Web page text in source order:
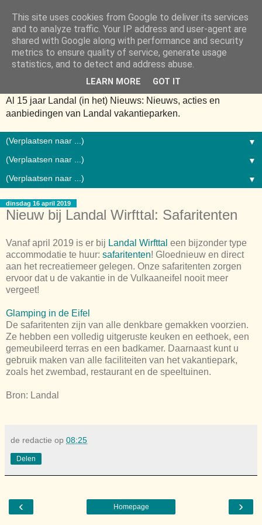
Al 15 jaar Landal (in het) Nieuws: Nieuws, acties en
aanbiedingen van Landal vakantieparken.
▼
▼
▼
dinsdag 16 april 2019
Nieuw bij Landal Wirfttal: Safaritenten
Vanaf april 2019 is er bij Landal Wirfttal een bijzonder type
accommodatie te huur: safaritenten! Gloednieuw en direct
aan het recreatiemeer gelegen. Onze safaritenten zorgen
ervoor dat u de vakantie in de Vulkaaneifel nooit meer
vergeet!
Glamping in de Eifel
De safaritenten zijn van alle denkbare gemakken voorzien.
Ze hebben een volledig uitgeruste keuken en eethoek, een
gemeubileerd terras en een badkamer. Daarnaast kunt u
gebruik maken van alle faciliteiten van het vakantiepark,
zoals het zwembad, restaurant en de speeltuinen.
Bron: Landal
de redactie op 08:25
Delen
‹ ›
Homepage
This site uses cookies from Google to deliver its services
and to analyze traffic. Your IP address and user-agent are
shared with Google along with performance and security
metrics to ensure quality of service, generate usage
statistics, and to detect and address abuse.
LEARN MORE GOT IT